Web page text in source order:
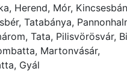
Herend, Mór,
Tatabánya,
Tata, Pilisvörösvár,
Martonvásár,
Gyál